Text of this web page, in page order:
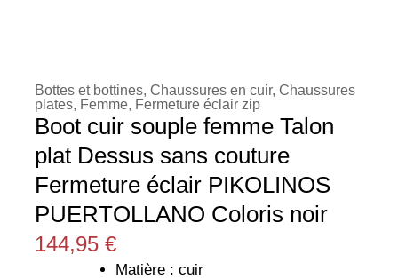
Bottes et bottines, Chaussures en cuir, Chaussures
plates, Femme, Fermeture éclair zip
Boot cuir souple femme Talon
plat Dessus sans couture
Fermeture éclair PIKOLINOS
PUERTOLLANO Coloris noir
144,95 €
Matière : cuir